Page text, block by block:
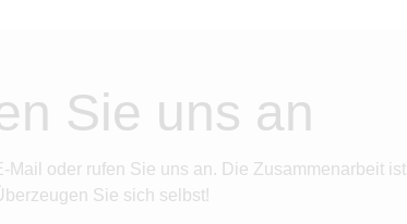
Sie uns an
Mail oder rufen Sie uns an. Die Zusammenarbeit ist
Sie sich selbst!